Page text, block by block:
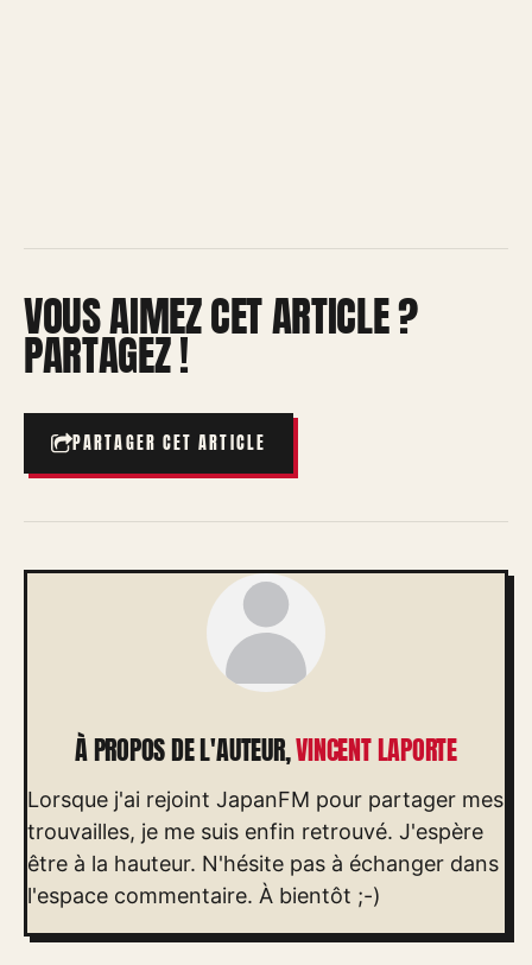
VOUS AIMEZ CET ARTICLE ?
PARTAGEZ !
PARTAGER CET ARTICLE
À PROPOS DE L'AUTEUR,VINCENT LAPORTE
Lorsque j'ai rejoint JapanFM pour partager mes
trouvailles, je me suis enfin retrouvé. J'espère
être à la hauteur. N'hésite pas à échanger dans
l'espace commentaire. À bientôt ;-)